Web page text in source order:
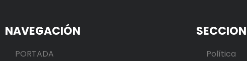
NAVEGACIÓN
PORTADA Política